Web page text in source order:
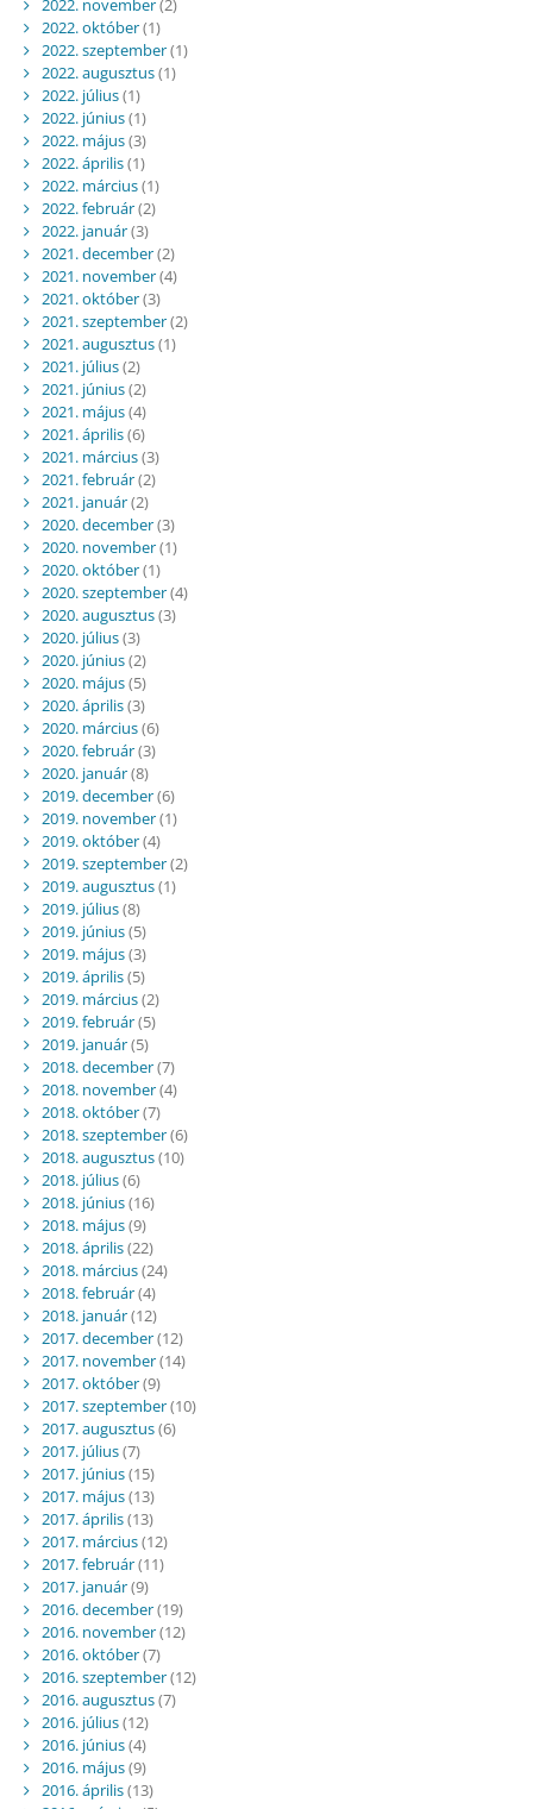
2022. november(2)
2022. október(1)
2022. szeptember(1)
2022. augusztus(1)
2022. július(1)
2022. június(1)
2022. május(3)
2022. április(1)
2022. március(1)
2022. február(2)
2022. január(3)
2021. december(2)
2021. november(4)
2021. október(3)
2021. szeptember(2)
2021. augusztus(1)
2021. július(2)
2021. június(2)
2021. május(4)
2021. április(6)
2021. március(3)
2021. február(2)
2021. január(2)
2020. december(3)
2020. november(1)
2020. október(1)
2020. szeptember(4)
2020. augusztus(3)
2020. július(3)
2020. június(2)
2020. május(5)
2020. április(3)
2020. március(6)
2020. február(3)
2020. január(8)
2019. december(6)
2019. november(1)
2019. október(4)
2019. szeptember(2)
2019. augusztus(1)
2019. július(8)
2019. június(5)
2019. május(3)
2019. április(5)
2019. március(2)
2019. február(5)
2019. január(5)
2018. december(7)
2018. november(4)
2018. október(7)
2018. szeptember(6)
2018. augusztus(10)
2018. július(6)
2018. június(16)
2018. május(9)
2018. április(22)
2018. március(24)
2018. február(4)
2018. január(12)
2017. december(12)
2017. november(14)
2017. október(9)
2017. szeptember(10)
2017. augusztus(6)
2017. július(7)
2017. június(15)
2017. május(13)
2017. április(13)
2017. március(12)
2017. február(11)
2017. január(9)
2016. december(19)
2016. november(12)
2016. október(7)
2016. szeptember(12)
2016. augusztus(7)
2016. július(12)
2016. június(4)
2016. május(9)
2016. április(13)